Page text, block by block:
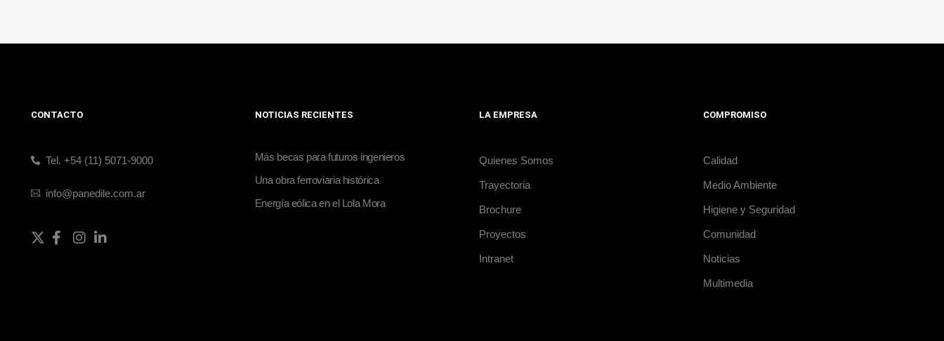
CONTACTO
Tel. +54 (11) 5071-9000
info@panedile.com.ar
NOTICIAS RECIENTES
Más becas para futuros ingenieros
Una obra ferroviaria histórica
Energía eólica en el Lola Mora
LA EMPRESA
Quienes Somos
Trayectoria
Brochure
Proyectos
Intranet
COMPROMISO
Calidad
Medio Ambiente
Higiene y Seguridad
Comunidad
Noticias
Multimedia